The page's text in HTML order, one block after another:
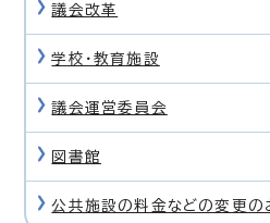
議会改革
学校・教育施設
議会運営委員会
図書館
公共施設の料金などの変更の